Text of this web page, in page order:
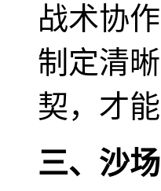
战术协
制定清
契，才
三、沙